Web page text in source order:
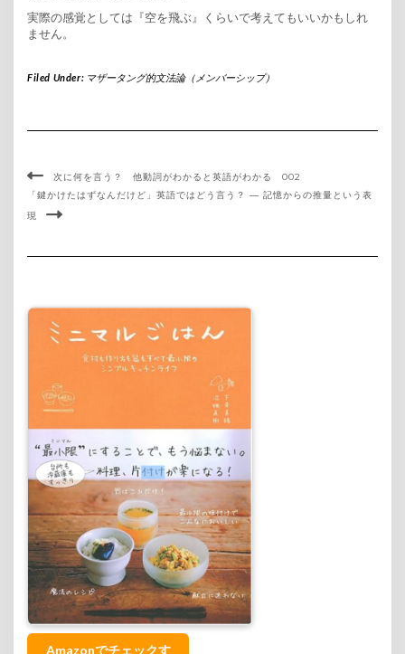
実際の感覚としては『空を飛ぶ』くらいで考えてもいいかもしれ
ません。
Filed Under: マザータング的文法論（メンバーシップ）
次に何を言う？ 他動詞がわかると英語がわかる 002
「鍵かけたはずなんだけど」英語ではどう言う？ ― 記憶からの推量という表
現
Amazonでチェックす